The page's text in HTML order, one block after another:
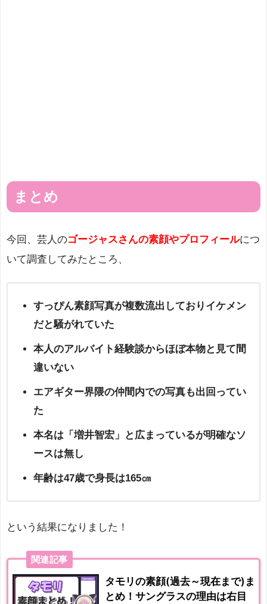
まとめ
今回、芸人のゴージャスさんの素顔やプロフィールにつ
いて調査してみたところ、
すっぴん素顔写真が複数流出しておりイケメン
だと騒がれていた
本人のアルバイト経験談からほぼ本物と見て間
違いない
エアギター界隈の仲間内での写真も出回ってい
た
本名は「増井智宏」と広まっているが明確なソ
ースは無し
年齢は47歳で身長は165㎝
という結果になりました！
関連記事
タモリの素顔(過去～現在まで)ま
とめ！サングラスの理由は右目